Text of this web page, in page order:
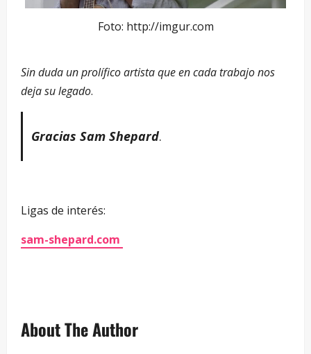
Foto: http://imgur.com
Sin duda un prolífico artista que en cada trabajo nos
deja su legado.
Gracias Sam Shepard.
Ligas de interés:
sam-shepard.com
About The Author